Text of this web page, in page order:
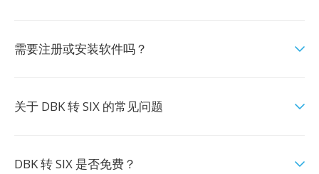
需要注册或安装软件吗？
关于 DBK 转 SIX 的常见问题
DBK 转 SIX 是否免费？